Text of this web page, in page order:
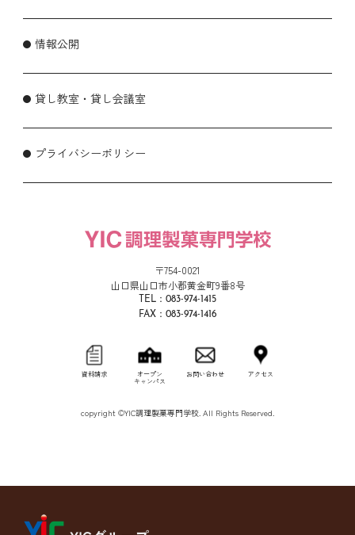
情報公開
貸し教室・貸し会議室
プライバシーポリシー
〒754-0021
山口県山口市小郡黄金町9番8号
TEL：083-974-1415
FAX：083-974-1416
資料請求
オープン
キャンパス
お問い合わせ アクセス
copyright ©YIC調理製菓専門学校. All Rights Reserved.